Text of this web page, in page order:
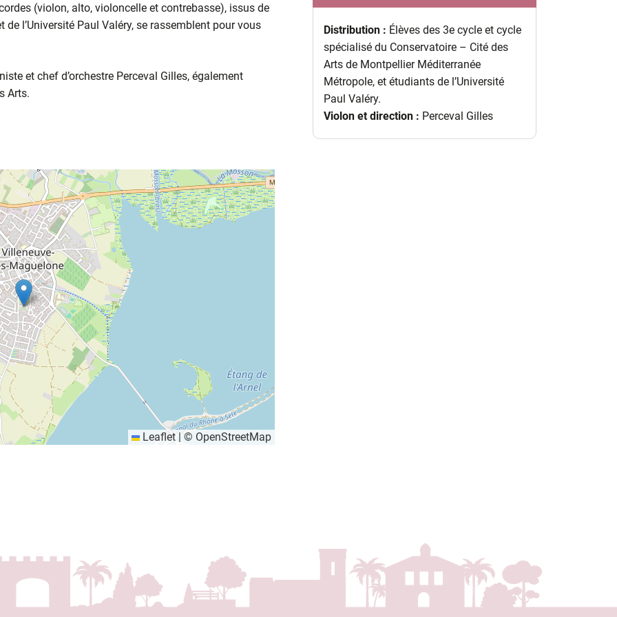
(violon, alto, violoncelle et contrebasse), issus de
l’Université Paul Valéry, se rassemblent pour vous
et chef d’orchestre Perceval Gilles, également
Arts.
Leaflet | © OpenStreetMap
Distribution : Élèves des 3e cycle et cycle
spécialisé du Conservatoire – Cité des
Arts de Montpellier Méditerranée
Métropole, et étudiants de l’Université
Paul Valéry.
Violon et direction : Perceval Gilles